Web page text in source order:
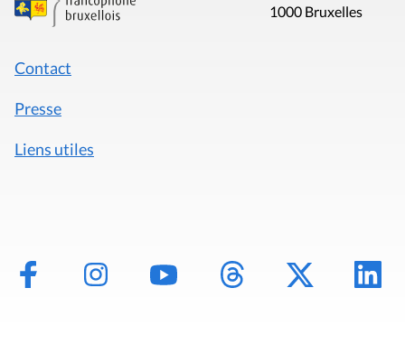
1000 Bruxelles
Contact
Presse
Liens utiles